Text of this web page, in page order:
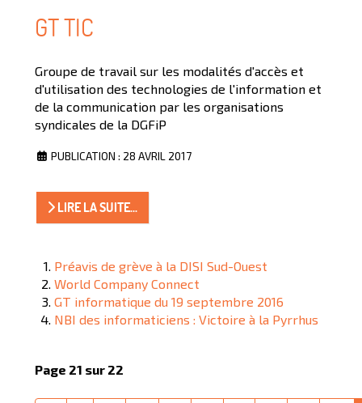
GT TIC
Groupe de travail sur les modalités d'accès et
d'utilisation des technologies de l'information et
de la communication par les organisations
syndicales de la DGFiP
PUBLICATION : 28 AVRIL 2017
LIRE LA SUITE...
Préavis de grève à la DISI Sud-Ouest
World Company Connect
GT informatique du 19 septembre 2016
NBI des informaticiens : Victoire à la Pyrrhus
Page 21 sur 22